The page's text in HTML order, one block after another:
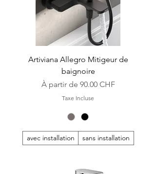
Artiviana Allegro Mitigeur de
baignoire
À partir de 90.00 CHF
Prix promotionnel
Taxe Incluse
avec installation sans installation